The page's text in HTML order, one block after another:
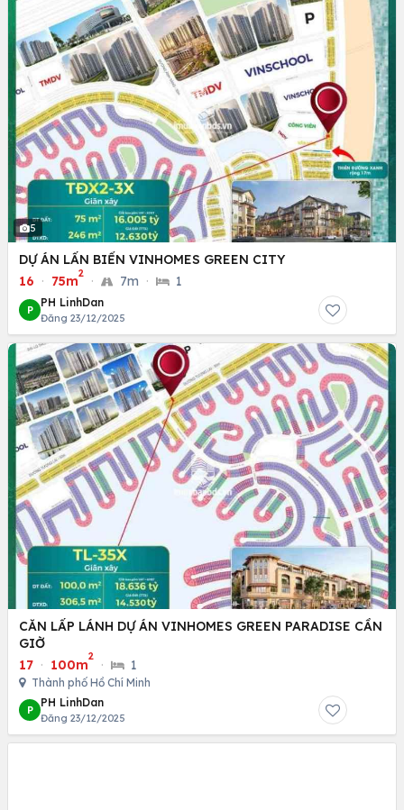
5
DỰ ÁN LẤN BIỂN VINHOMES GREEN CITY
16 · 75m
2
· 7m · 1
P
PH LinhDan
Đăng 23/12/2025
CĂN LẤP LÁNH DỰ ÁN VINHOMES GREEN PARADISE CẦN
GIỜ
17 · 100m
2
· 1
Thành phố Hồ Chí Minh
P
PH LinhDan
Đăng 23/12/2025